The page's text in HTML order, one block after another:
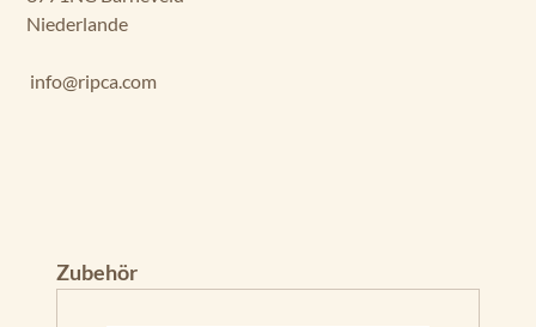
Niederlande
info@ripca.com
Produktgalerie überspringen
Zubehör